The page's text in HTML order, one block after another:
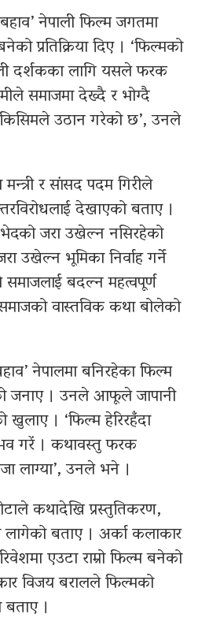
नेपाली फिल्म जगतमा
प्रतिक्रिया दिए । ‘फिल्मको
दर्शकका लागि यसले फरक
समाजमा देख्दै र भोग्दै
उठान गरेको छ’, उनले
र सांसद पदम गिरीले
देखाएको बताए ।
जरा उखेल्न नसिरहेको
उखेल्न भूमिका निर्वाह गर्ने
बदल्न महत्वपूर्ण
वास्तविक कथा बोलेको
नेपालमा बनिरहेका फिल्म
जनाए । उनले आफूले जापानी
। ‘फिल्म हेरिरहँदा
गरें । कथावस्तु फरक
लाग्या’, उनले भने ।
कथादेखि प्रस्तुतिकरण,
लागेको बताए । अर्का कलाकार
एउटा राम्रो फिल्म बनेको
विजय बरालले फिल्मको
।